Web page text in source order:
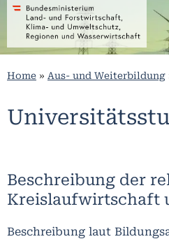
Home » Aus- und Weiterbildung
Beschreibung der
Kreislaufwirtschaft
Beschreibung laut